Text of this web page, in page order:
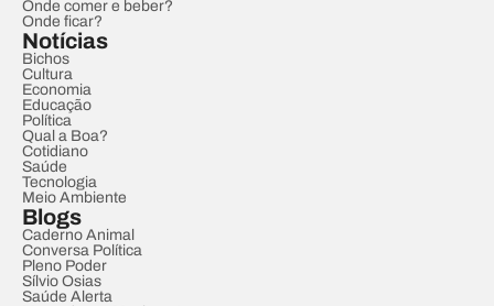
Onde comer e beber?
Onde ficar?
Notícias
Bichos
Cultura
Economia
Educação
Política
Qual a Boa?
Cotidiano
Saúde
Tecnologia
Meio Ambiente
Blogs
Caderno Animal
Conversa Política
Pleno Poder
Sílvio Osias
Saúde Alerta